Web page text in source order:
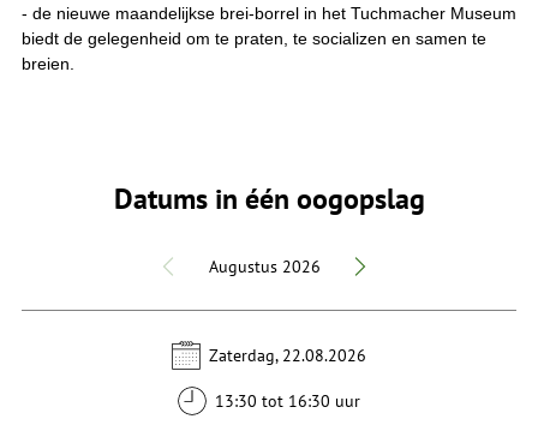
- de nieuwe maandelijkse brei-borrel in het Tuchmacher Museum
biedt de gelegenheid om te praten, te socializen en samen te
breien.
Datums in één oogopslag
Augustus 2026
Zaterdag, 22.08.2026
13:30 tot 16:30 uur